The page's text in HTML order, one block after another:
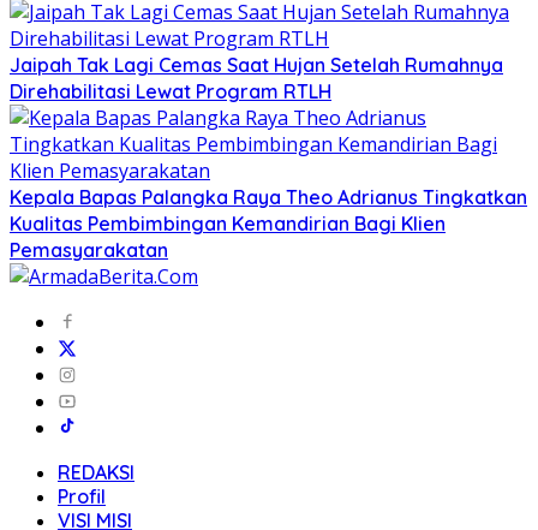
Jaipah Tak Lagi Cemas Saat Hujan Setelah Rumahnya
Direhabilitasi Lewat Program RTLH
Kepala Bapas Palangka Raya Theo Adrianus Tingkatkan
Kualitas Pembimbingan Kemandirian Bagi Klien
Pemasyarakatan
REDAKSI
Profil
VISI MISI